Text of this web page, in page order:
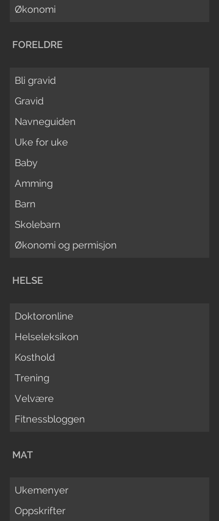
Økonomi
FORELDRE
Bli gravid
Gravid
Navneguiden
Uke for uke
Baby
Amming
Barn
Skolebarn
Økonomi og permisjon
HELSE
Doktoronline
Helseleksikon
Kosthold
Trening
Velvære
Fitnessbloggen
MAT
Ukemenyer
Oppskrifter